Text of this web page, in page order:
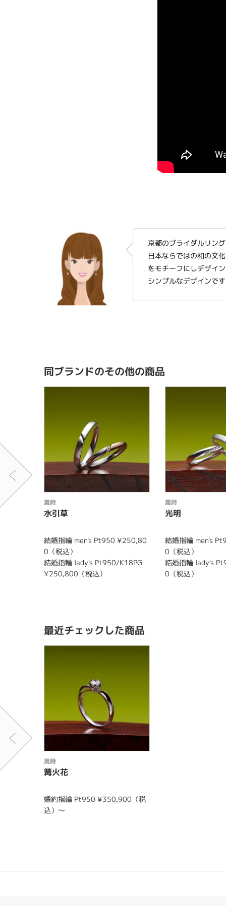
京都のブライダルリン
日本ならではの和の文
をモチーフにしデザイ
シンプルなデザインで
同ブランドのその他の商品
萬時
水引草
結婚指輪 men's Pt950 ¥250,80
0（税込）
結婚指輪 lady's Pt950/K18PG
¥250,800（税込）
萬時
光明
結婚指輪 men's
0（税込）
結婚指輪 lady's
0（税込）
最近チェックした商品
萬時
篝火花
婚約指輪 Pt950 ¥350,900（税
込）～